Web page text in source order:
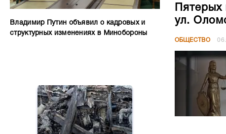
Владимир Путин объявил о кадровых и
структурных изменениях в Минобороны
ул.
ОБЩЕСТВО